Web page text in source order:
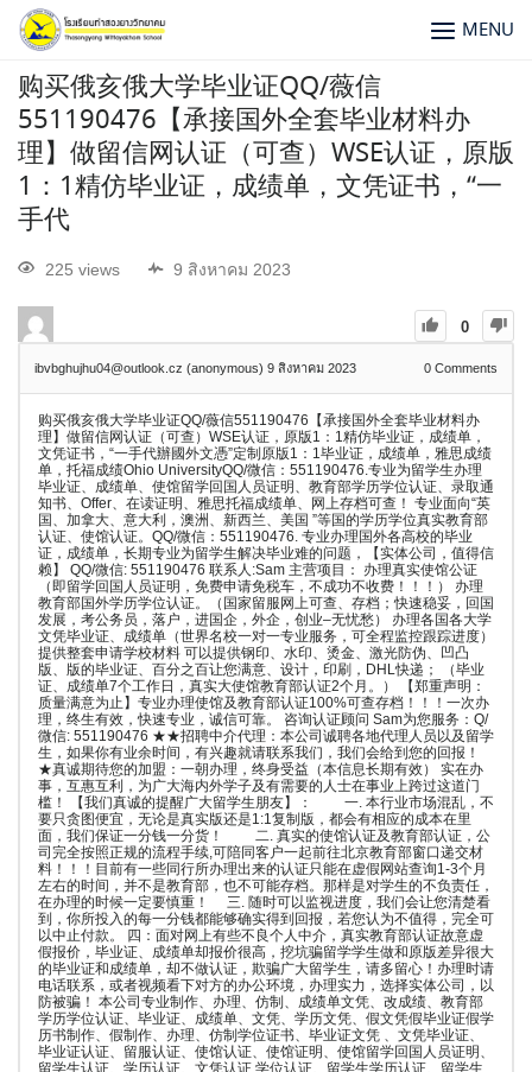
MENU
购买俄亥俄大学毕业证QQ/薇信
551190476【承接国外全套毕业材料办
理】做留信网认证（可查）WSE认证，原版
1：1精仿毕业证，成绩单，文凭证书，“一
手代
225 views 9 สิงหาคม 2023
0
ibvbghujhu04@outlook.cz (anonymous) 9 สิงหาคม 2023 0 Comments
购买俄亥俄大学毕业证QQ/薇信551190476【承接国外全套毕业材料办
理】做留信网认证（可查）WSE认证，原版1：1精仿毕业证，成绩单，
文凭证书，“一手代辦國外文憑”定制原版1：1毕业证，成绩单，雅思成绩
单，托福成绩Ohio UniversityQQ/微信：551190476.专业为留学生办理
毕业证、成绩单、使馆留学回国人员证明、教育部学历学位认证、录取通
知书、Offer、在读证明、雅思托福成绩单、网上存档可查！ 专业面向“英
国、加拿大、意大利，澳洲、新西兰、美国 ”等国的学历学位真实教育部
认证、使馆认证。QQ/微信：551190476. 专业办理国外各高校的毕业
证，成绩单，长期专业为留学生解决毕业难的问题，【实体公司，值得信
赖】 QQ/微信: 551190476 联系人:Sam 主营项目： 办理真实使馆公证
（即留学回国人员证明，免费申请免税车，不成功不收费！！！） 办理
教育部国外学历学位认证。（国家留服网上可查、存档；快速稳妥，回国
发展，考公务员，落户，进国企，外企，创业–无忧愁） 办理各国各大学
文凭毕业证、成绩单（世界名校一对一专业服务，可全程监控跟踪进度）
提供整套申请学校材料 可以提供钢印、水印、烫金、激光防伪、凹凸
版、版的毕业证、百分之百让您满意、设计，印刷，DHL快递； （毕业
证、成绩单7个工作日，真实大使馆教育部认证2个月。） 【郑重声明：
质量满意为止】专业办理使馆及教育部认证100%可查存档！！！一次办
理，终生有效，快速专业，诚信可靠。 咨询认证顾问 Sam为您服务：Q/
微信: 551190476 ★★招聘中介代理：本公司诚聘各地代理人员以及留学
生，如果你有业余时间，有兴趣就请联系我们，我们会给到您的回报！
★真诚期待您的加盟：一朝办理，终身受益（本信息长期有效） 实在办
事，互惠互利，为广大海内外学子及有需要的人士在事业上跨过这道门
槛！ 【我们真诚的提醒广大留学生朋友】： 一. 本行业市场混乱，不
要只贪图便宜，无论是真实版还是1:1复制版，都会有相应的成本在里
面，我们保证一分钱一分货！ 二. 真实的使馆认证及教育部认证，公
司完全按照正规的流程手续,可陪同客户一起前往北京教育部窗口递交材
料！！！目前有一些同行所办理出来的认证只能在虚假网站查询1-3个月
左右的时间，并不是教育部，也不可能存档。那样是对学生的不负责任，
在办理的时候一定要慎重！ 三. 随时可以监视进度，我们会让您清楚看
到，你所投入的每一分钱都能够确实得到回报，若您认为不值得，完全可
以中止付款。 四：面对网上有些不良个人中介，真实教育部认证故意虚
假报价，毕业证、成绩单却报价很高，挖坑骗留学学生做和原版差异很大
的毕业证和成绩单，却不做认证，欺骗广大留学生，请多留心！办理时请
电话联系，或者视频看下对方的办公环境，办理实力，选择实体公司，以
防被骗！ 本公司专业制作、办理、仿制、成绩单文凭、改成绩、教育部
学历学位认证、毕业证、成绩单、文凭、学历文凭、假文凭假毕业证假学
历书制作、假制作、办理、仿制学位证书、毕业证文凭 、文凭毕业证、
毕业证认证、留服认证、使馆认证、使馆证明、使馆留学回国人员证明、